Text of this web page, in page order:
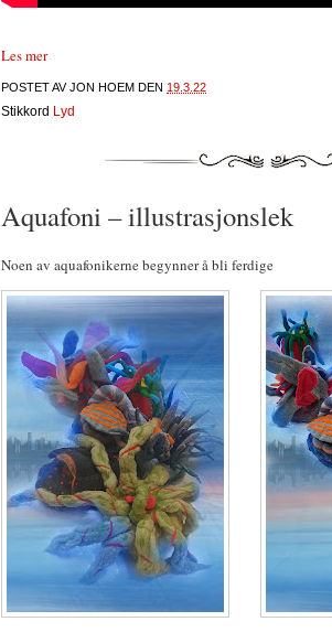
Les mer
POSTET AVJON HOEM DEN 19.3.22
Stikkord Lyd
Aquafoni – illustrasjonslek
Noen av aquafonikerne begynner å bli ferdige